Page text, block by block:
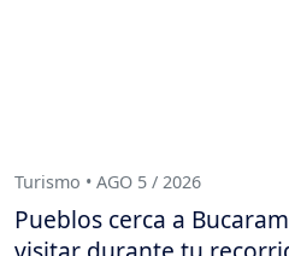
Turismo • AGO 5 / 2026
Pueblos cerca a